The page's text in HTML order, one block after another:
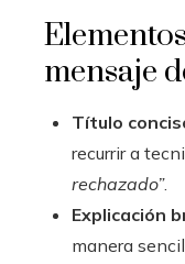
mensaje
Título
recurrir a
rechazado”.
Explicación
manera